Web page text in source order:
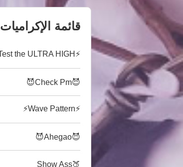
قائمة الإكراميات
⚡Test the ULTRA HIGH⚡
😈Check Pm😈
⚡Wave Pattern⚡
😈Ahegao😈
🍑Show Ass